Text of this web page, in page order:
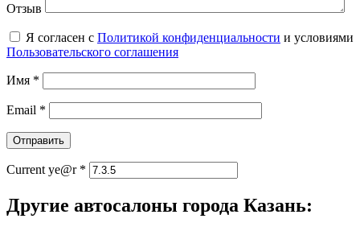
Отзыв
Я согласен с Политикой конфиденциальности и условиями
Пользовательского соглашения
Имя *
Email *
Current ye@r *
Другие автосалоны города Казань: